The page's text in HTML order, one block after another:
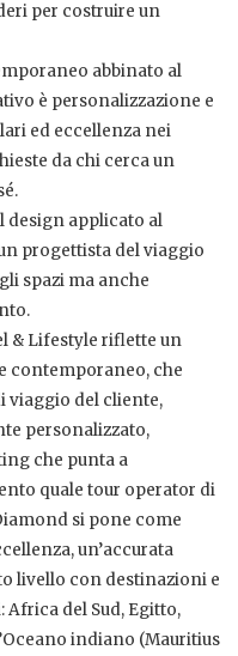
per costruire un
abbinato al
è personalizzazione e
ed eccellenza nei
da chi cerca un
design applicato al
progettista del viaggio
spazi ma anche
& Lifestyle riflette un
contemporaneo, che
viaggio del cliente,
personalizzato,
che punta a
quale tour operator di
si pone come
un’accurata
livello con destinazioni e
del Sud, Egitto,
indiano (Mauritius